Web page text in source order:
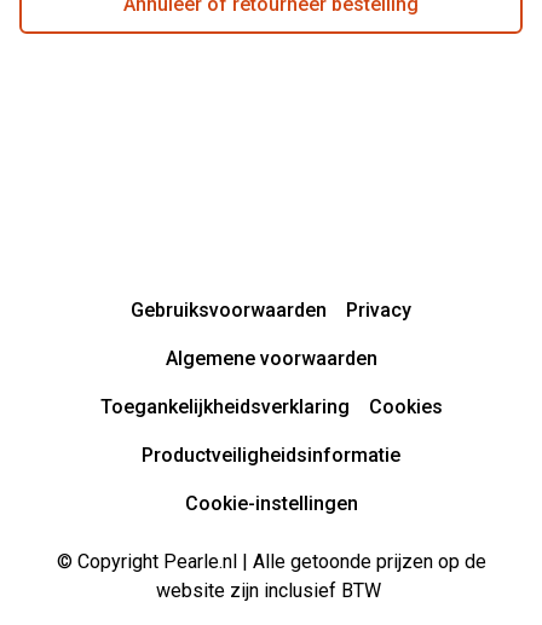
Annuleer of retourneer bestelling
Gebruiksvoorwaarden Privacy
Algemene voorwaarden
Toegankelijkheidsverklaring Cookies
Productveiligheidsinformatie
Cookie-instellingen
© Copyright Pearle.nl | Alle getoonde prijzen op de
website zijn inclusief BTW